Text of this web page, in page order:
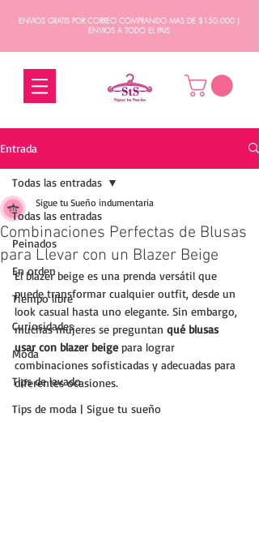
ENVIOS GRATIS POR CORREO COMPRANDO MAS DE $150.000 |
ENVIOS A TODO EL PAIS
Entrada
Todas las entradas
Peinados
En orden
Tiempo libre
Curiosidades
Moda
Tips de lavado
Tips de moda | Sigue tu sueño
Todas las entradas
Combinaciones Perfectas de Blusas
para Llevar con un Blazer Beige
Sigue tu Sueño indumentaria
El blazer beige es una prenda versátil que
puede transformar cualquier outfit, desde un
look casual hasta uno elegante. Sin embargo,
muchas mujeres se preguntan qué blusas
usar con blazer beige para lograr
combinaciones sofisticadas y adecuadas para
diferentes ocasiones.